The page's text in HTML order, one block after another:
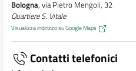
Bologna, via Pietro Mengoli, 32
Quartiere S. Vitale
Visualizza indirizzo su Google Maps
Contatti telefonici